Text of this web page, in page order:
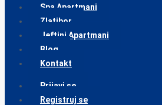
Spa Apartmani
Zlatibor
Jeftini Apartmani
Blog
Kontakt
Prijavi se
Registruj se